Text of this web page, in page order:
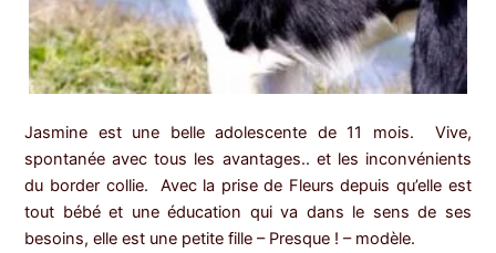
Jasmine est une belle adolescente de 11 mois. Vive,
spontanée avec tous les avantages.. et les inconvénients
du border collie. Avec la prise de Fleurs depuis qu’elle est
tout bébé et une éducation qui va dans le sens de ses
besoins, elle est une petite fille – Presque ! – modèle.